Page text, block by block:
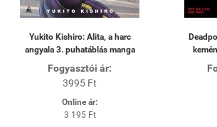
Yukito Kishiro: Alita, a harc
angyala 3. puhatáblás manga
Fogyasztói ár:
3995 Ft
Online ár:
3 195 Ft